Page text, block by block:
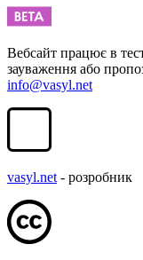
Вебсайт працює в
зауваження або
info@vasyl.net
vasyl.net - розробник